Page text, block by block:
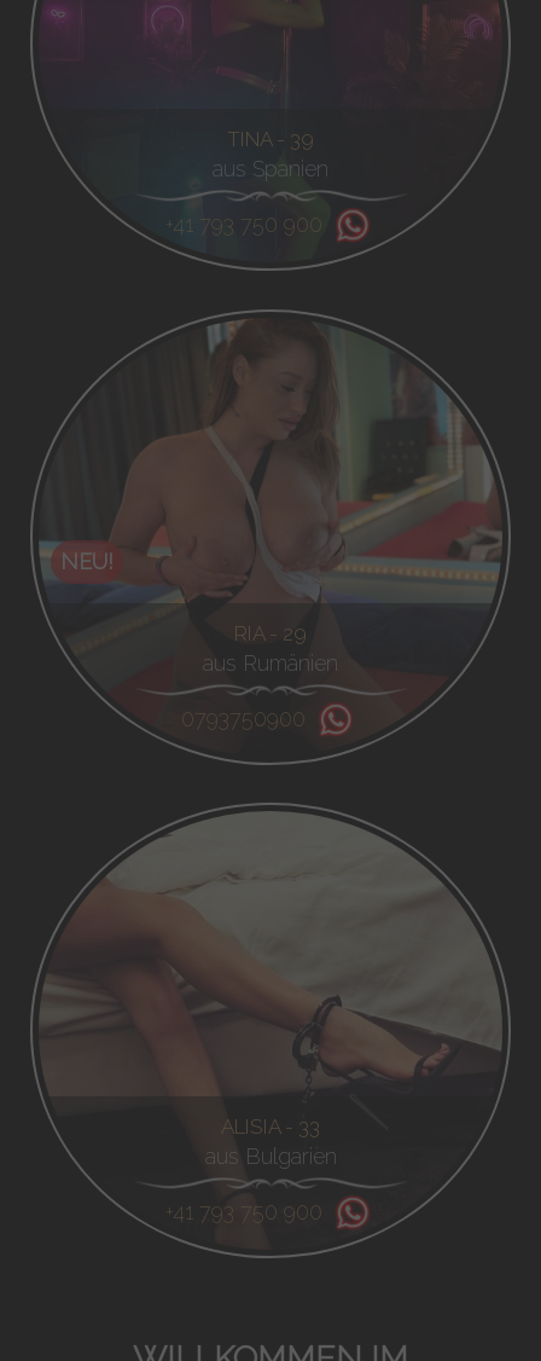
TINA - 39
aus Spanien
+41 793 750 900
NEU!
RIA - 29
aus Rumänien
0793750900
ALISIA - 33
aus Bulgarien
+41 793 750 900